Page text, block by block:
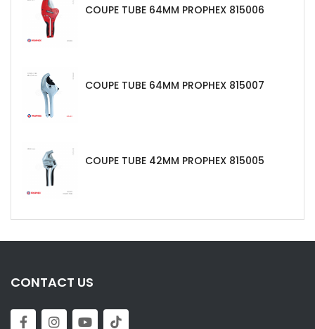
COUPE TUBE 64MM PROPHEX 815006
COUPE TUBE 64MM PROPHEX 815007
COUPE TUBE 42MM PROPHEX 815005
CONTACT US